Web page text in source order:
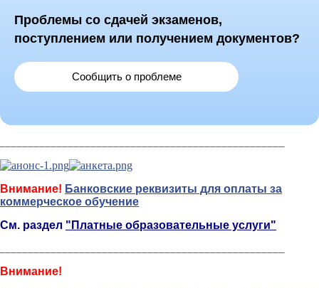
Проблемы со сдачей экзаменов,
поступлением или получением документов?
Сообщить о проблеме
Внимание! Банковские реквизиты для оплаты за
коммерческое обучение
См. раздел "Платные образовательные услуги"
Внимание!